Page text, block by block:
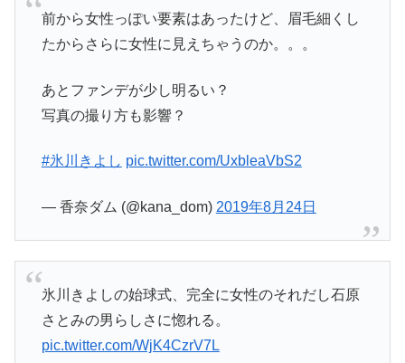
前から女性っぽい要素はあったけど、眉毛細くし
たからさらに女性に見えちゃうのか。。。
あとファンデが少し明るい？
写真の撮り方も影響？
#氷川きよし pic.twitter.com/UxbleaVbS2
— 香奈ダム (@kana_dom) 2019年8月24日
氷川きよしの始球式、完全に女性のそれだし石原
さとみの男らしさに惚れる。
pic.twitter.com/WjK4CzrV7L